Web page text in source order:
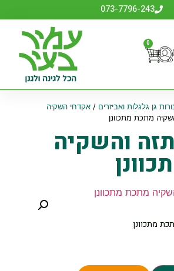
073-7796-243
0
גן גלגלות ואביזרים / אקדחי השקיה
מתכת מתכוונן
והשקיה
מתכוונן